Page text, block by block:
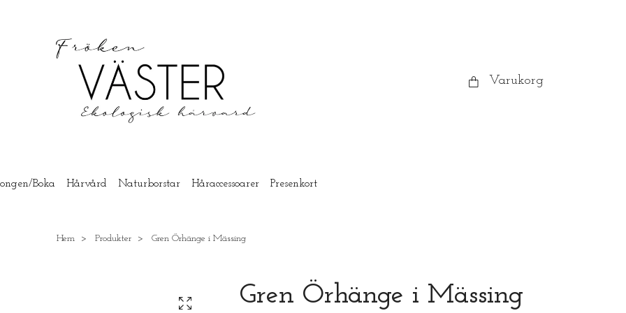
Varukorg
Boka Hårvård Naturborstar Håraccessoarer Presenkort
Hem Produkter Gren Örhänge i Mässing
Gren Örhänge i Mässing